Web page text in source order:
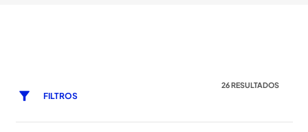
FILTROS
26 RESULTADOS